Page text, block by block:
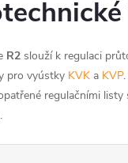
R2 slouží k regulaci
pro vyústky KVK a KVP.
regulačními listy